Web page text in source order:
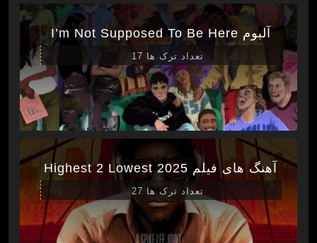
آلبوم I’m Not Supposed To Be Here
تعداد ترک ها 17
آهنگ های فیلم Highest 2 Lowest 2025
تعداد ترک ها 27